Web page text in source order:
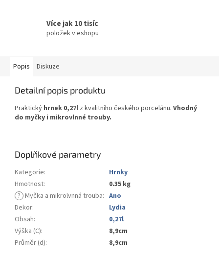
Více jak 10 tisíc
položek v eshopu
Popis Diskuze
Detailní popis produktu
Praktický hrnek 0,27l z kvalitního českého porcelánu. Vhodný
do myčky i mikrovlnné trouby.
Doplňkové parametry
Kategorie:
Hrnky
Hmotnost:
0.35 kg
? Myčka a mikrolvnná trouba: Ano
Dekor:
Lydia
Obsah:
0,27l
Výška (C):
8,9cm
Průměr (d): 8,9cm